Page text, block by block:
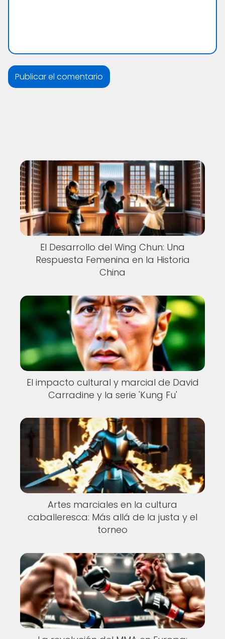
El Desarrollo del Wing Chun: Una
Respuesta Femenina en la Historia
China
El impacto cultural y marcial de David
Carradine y la serie 'Kung Fu'
Artes marciales en la cultura
caballeresca: Más allá de la justa y el
torneo